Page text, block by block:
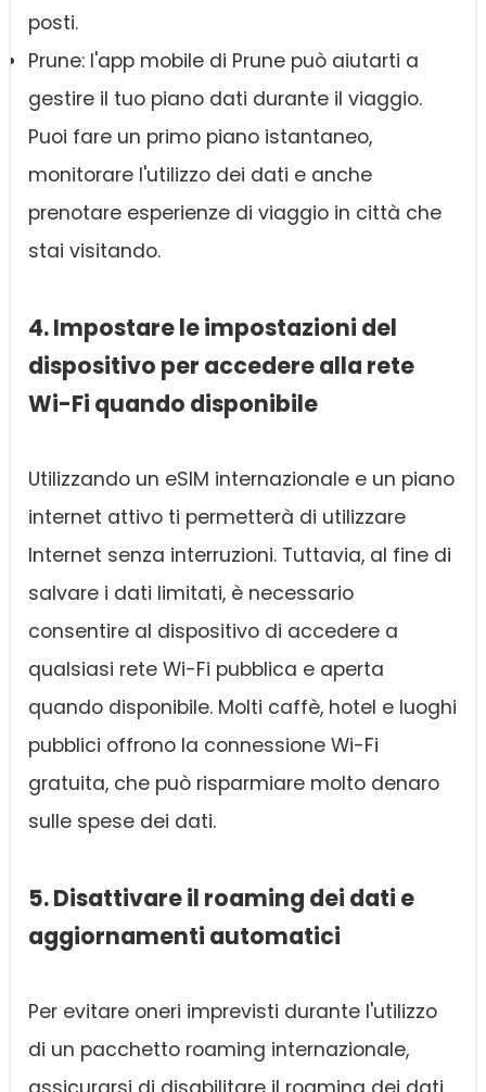
posti.
Prune: l'app mobile di Prune può aiutarti a
gestire il tuo piano dati durante il viaggio.
Puoi fare un primo piano istantaneo,
monitorare l'utilizzo dei dati e anche
prenotare esperienze di viaggio in città che
stai visitando.
4. Impostare le impostazioni del
dispositivo per accedere alla rete
Wi-Fi quando disponibile
Utilizzando un eSIM internazionale e un piano
internet attivo ti permetterà di utilizzare
Internet senza interruzioni. Tuttavia, al fine di
salvare i dati limitati, è necessario
consentire al dispositivo di accedere a
qualsiasi rete Wi-Fi pubblica e aperta
quando disponibile. Molti caffè, hotel e luoghi
pubblici offrono la connessione Wi-Fi
gratuita, che può risparmiare molto denaro
sulle spese dei dati.
5. Disattivare il roaming dei dati e
aggiornamenti automatici
Per evitare oneri imprevisti durante l'utilizzo
di un pacchetto roaming internazionale,